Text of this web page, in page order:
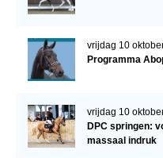
vrijdag 10
Programma
vrijdag 10
DPC springen:
massaal indruk